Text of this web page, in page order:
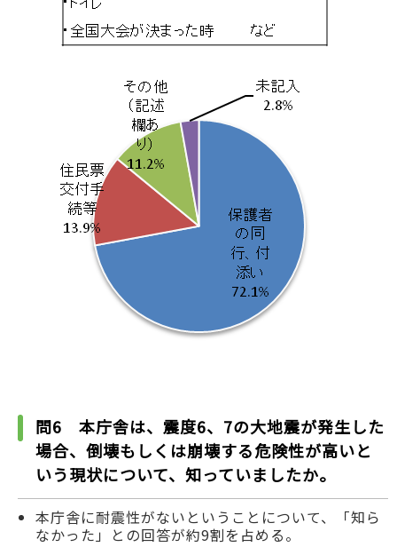
問6 本庁舎は、震度6、7の大地震が発生した
場合、倒壊もしくは崩壊する危険性が高いと
いう現状について、知っていましたか。
本庁舎に耐震性がないということについて、「知ら
なかった」との回答が約9割を占める。